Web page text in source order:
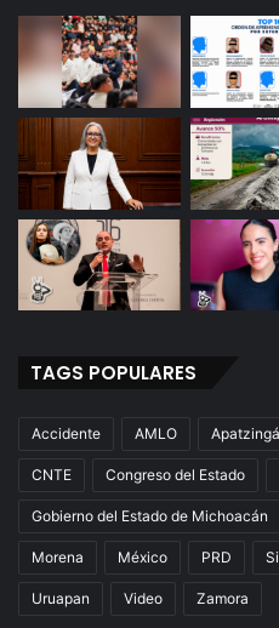
TAGS POPULARES
Accidente AMLO
CNTE Congreso del Estado
Gobierno del Estado de Michoacán
Morena México PRD
Uruapan Video Zamora